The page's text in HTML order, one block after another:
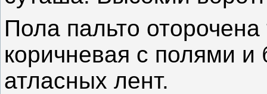
Пола пальто
коричневая с полями
атласных лент.